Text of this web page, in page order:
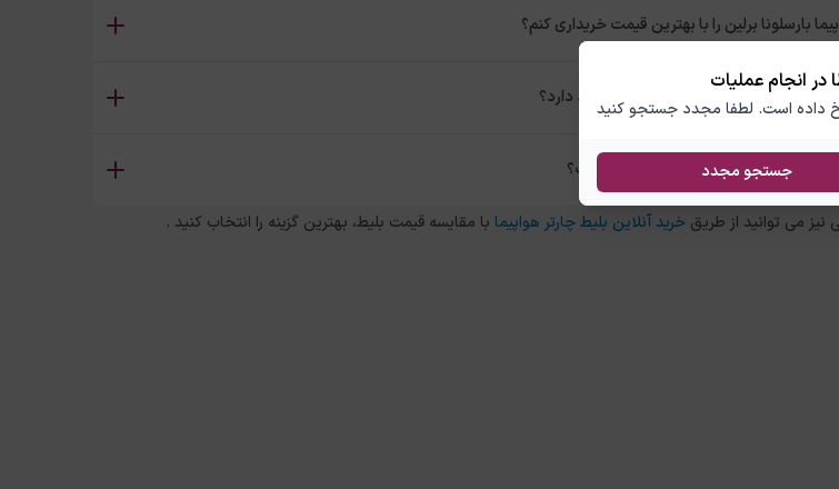
در انجام عملیات
داده است. لطفا مجدد جستجو کنید
جستجو مجدد
بارسلونا برلین را با بهترین قیمت خریداری کنم؟
بلیط رفت و برگشت بارسلونا برلین وجود دارد؟
چارتر و سیستمی بارسلونا برلین چیست؟
خرید آنلاین بلیط چارتر هواپیما با مقایسه قیمت بلیط، بهترین گزینه را انتخاب کنید .